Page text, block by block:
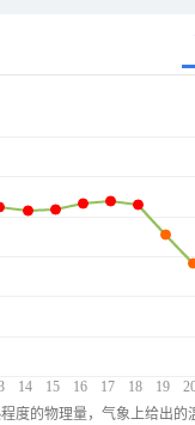
14 15 16 17 18 19
度的物理量，气象上给出